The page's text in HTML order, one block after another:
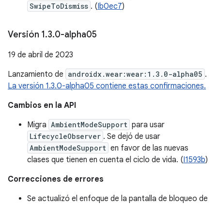
SwipeToDismiss . (Ib0ec7)
Versión 1.3.0-alpha05
19 de abril de 2023
Lanzamiento de androidx.wear:wear:1.3.0-alpha05 .
La versión 1.3.0-alpha05 contiene estas confirmaciones.
Cambios en la API
Migra AmbientModeSupport para usar
LifecycleObserver . Se dejó de usar
AmbientModeSupport en favor de las nuevas
clases que tienen en cuenta el ciclo de vida. (I1593b)
Correcciones de errores
Se actualizó el enfoque de la pantalla de bloqueo de